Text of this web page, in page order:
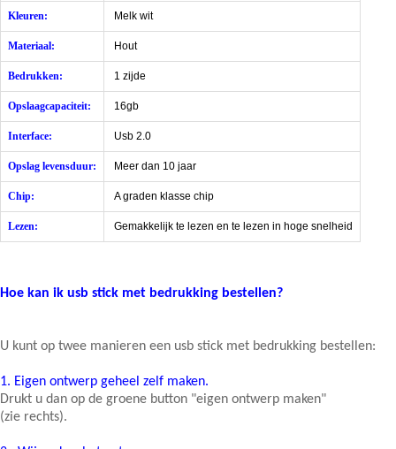
Kleuren: Melk wit
Materiaal: Hout
Bedrukken: 1 zijde
Opslaagcapaciteit: 16gb
Interface: Usb 2.0
Opslag levensduur: Meer dan 10 jaar
Chip: A graden klasse chip
Lezen: Gemakkelijk te lezen en te lezen in hoge snelheid
Hoe kan ik usb stick met bedrukking bestellen?
U kunt op twee manieren een usb stick met bedrukking bestellen:
1. Eigen ontwerp geheel zelf maken.
Drukt u dan op de groene button "eigen ontwerp maken"
(zie rechts).